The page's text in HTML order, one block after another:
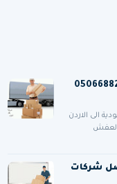
من الرياض الى الاردن 0506688227
الى الاردن
بجازان 0555484240 افضل شركات